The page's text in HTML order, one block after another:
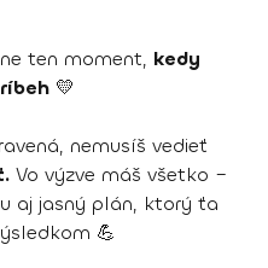
ten moment, kedy
💛
nemusíš vedieť
Vo výzve máš všetko –
aj jasný plán, ktorý ťa
💪